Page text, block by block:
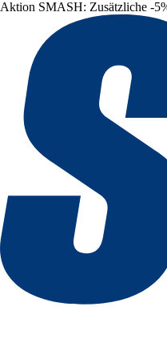
Aktion SMASH: Zusätzliche -